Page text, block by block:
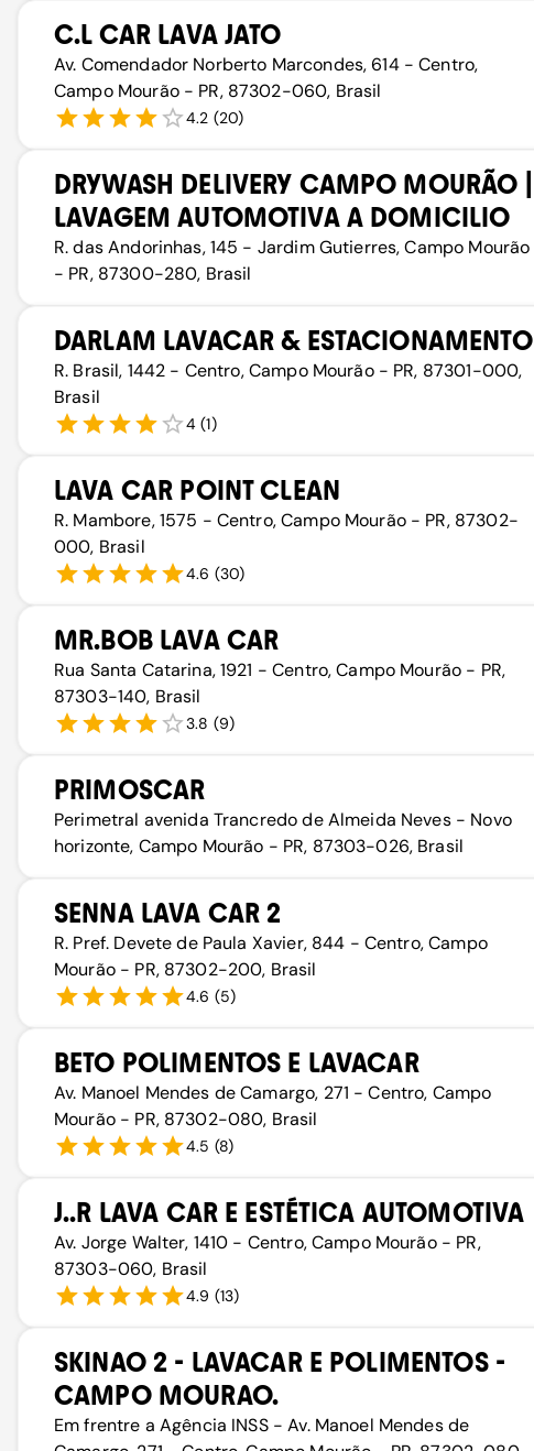
C.L CAR LAVA JATO
Av. Comendador Norberto Marcondes, 614 - Centro,
Campo Mourão - PR, 87302-060, Brasil
4.2 (20)
DRYWASH DELIVERY CAMPO MOURÃO |
LAVAGEM AUTOMOTIVA A DOMICILIO
R. das Andorinhas, 145 - Jardim Gutierres, Campo Mourão
- PR, 87300-280, Brasil
DARLAM LAVACAR & ESTACIONAMENTO
R. Brasil, 1442 - Centro, Campo Mourão - PR, 87301-000,
Brasil
4 (1)
LAVA CAR POINT CLEAN
R. Mambore, 1575 - Centro, Campo Mourão - PR, 87302-
000, Brasil
4.6 (30)
MR.BOB LAVA CAR
Rua Santa Catarina, 1921 - Centro, Campo Mourão - PR,
87303-140, Brasil
3.8 (9)
PRIMOSCAR
Perimetral avenida Trancredo de Almeida Neves - Novo
horizonte, Campo Mourão - PR, 87303-026, Brasil
SENNA LAVA CAR 2
R. Pref. Devete de Paula Xavier, 844 - Centro, Campo
Mourão - PR, 87302-200, Brasil
4.6 (5)
BETO POLIMENTOS E LAVACAR
Av. Manoel Mendes de Camargo, 271 - Centro, Campo
Mourão - PR, 87302-080, Brasil
4.5 (8)
J..R LAVA CAR E ESTÉTICA AUTOMOTIVA
Av. Jorge Walter, 1410 - Centro, Campo Mourão - PR,
87303-060, Brasil
4.9 (13)
SKINAO 2 - LAVACAR E POLIMENTOS -
CAMPO MOURAO.
Em frentre a Agência INSS - Av. Manoel Mendes de